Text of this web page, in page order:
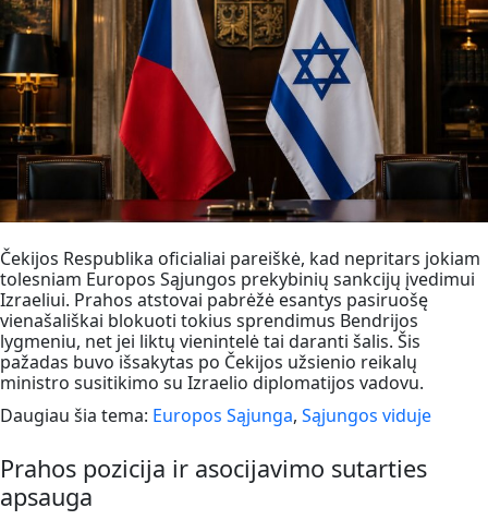
Čekijos Respublika oficialiai pareiškė, kad nepritars jokiam
tolesniam Europos Sąjungos prekybinių sankcijų įvedimui
Izraeliui. Prahos atstovai pabrėžė esantys pasiruošę
vienašališkai blokuoti tokius sprendimus Bendrijos
lygmeniu, net jei liktų vienintelė tai daranti šalis. Šis
pažadas buvo išsakytas po Čekijos užsienio reikalų
ministro susitikimo su Izraelio diplomatijos vadovu.
Daugiau šia tema: Europos Sąjunga, Sąjungos viduje
Prahos pozicija ir asocijavimo sutarties
apsauga